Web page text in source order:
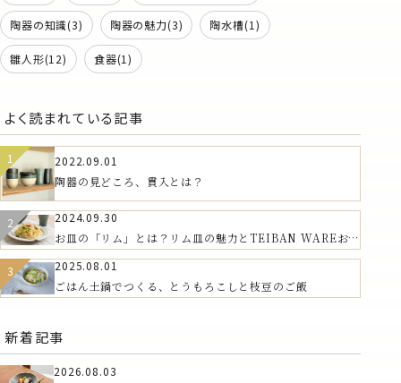
陶器の知識(3) 陶器の魅力(3) 陶水槽(1)
雛人形(12) 食器(1)
よく読まれている記事
2022.09.01
陶器の見どころ、貫入とは？
2024.09.30
お皿の「リム」とは？リム皿の魅力とTEIBAN WAREおす
すめの器
2025.08.01
ごはん土鍋でつくる、とうもろこしと枝豆のご飯
新着記事
2026.08.03